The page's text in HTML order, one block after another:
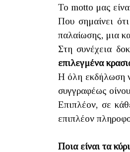
Το motto μας
Που σημαίνει
παλαίωσης, μια
Στη συνέχεια
επιλεγμένα
Η όλη εκδήλωση
συγγραφέως
Επιπλέον, σε
επιπλέον
Ποια είναι τα